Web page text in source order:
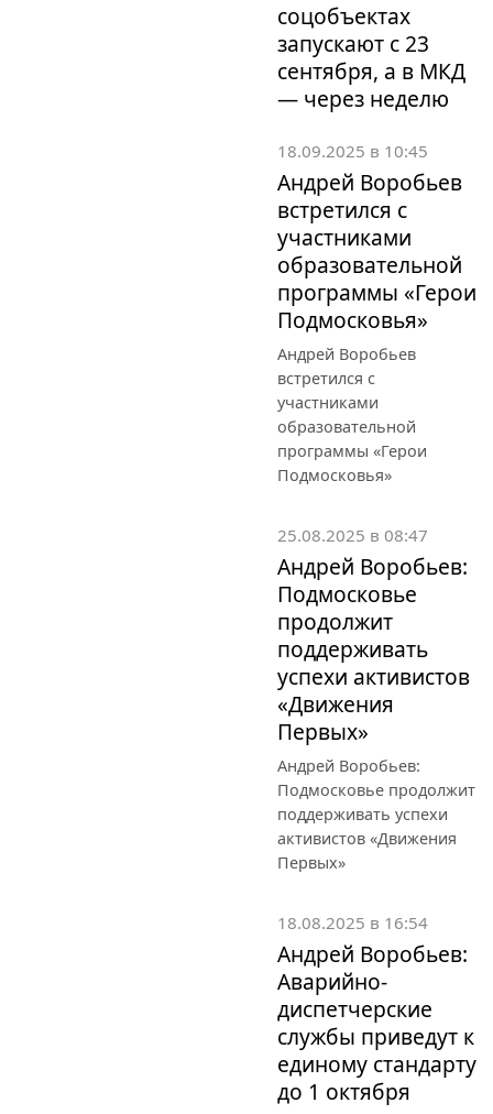
соцобъектах
запускают с 23
сентября, а в МКД
— через неделю
18.09.2025 в 10:45
Андрей Воробьев
встретился с
участниками
образовательной
программы «Герои
Подмосковья»
Андрей Воробьев
встретился с
участниками
образовательной
программы «Герои
Подмосковья»
25.08.2025 в 08:47
Андрей Воробьев:
Подмосковье
продолжит
поддерживать
успехи активистов
«Движения
Первых»
Андрей Воробьев:
Подмосковье продолжит
поддерживать успехи
активистов «Движения
Первых»
18.08.2025 в 16:54
Андрей Воробьев:
Аварийно-
диспетчерские
службы приведут к
единому стандарту
до 1 октября